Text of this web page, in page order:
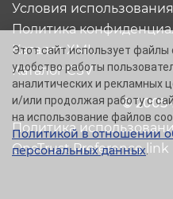
©
Условия
Политика
Каталог XML
Каталог CSV
Политика
OneTrust Preference link
Этот сайт использует
удобство работы
аналитических и рекламных
и/или продолжая работу с
на использование файлов
Политикой в отношении
персональных данных.